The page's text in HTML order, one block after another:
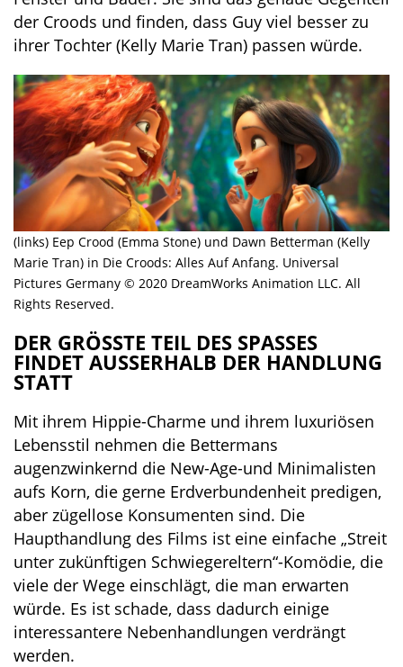
der Croods und finden, dass Guy viel besser zu
ihrer Tochter (Kelly Marie Tran) passen würde.
(links) Eep Crood (Emma Stone) und Dawn Betterman (Kelly
Marie Tran) in Die Croods: Alles Auf Anfang. Universal
Pictures Germany © 2020 DreamWorks Animation LLC. All
Rights Reserved.
DER GRÖSSTE TEIL DES SPASSES FI
NDET AUSSERHALB DER HANDLUNG STA
TT
Mit ihrem Hippie-Charme und ihrem luxuriösen
Lebensstil nehmen die Bettermans
augenzwinkernd die New-Age-und Minimalisten
aufs Korn, die gerne Erdverbundenheit predigen,
aber zügellose Konsumenten sind. Die
Haupthandlung des Films ist eine einfache „Streit
unter zukünftigen Schwiegereltern“-Komödie, die
viele der Wege einschlägt, die man erwarten
würde. Es ist schade, dass dadurch einige
interessantere Nebenhandlungen verdrängt
werden.